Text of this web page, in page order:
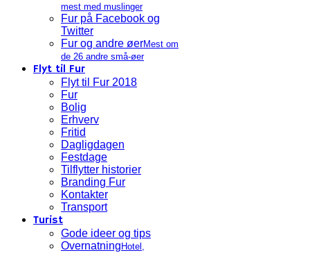
mest med muslinger
Fur på Facebook og
Twitter
Fur og andre øerMest om
de 26 andre små-øer
Flyt til Fur
Flyt til Fur 2018
Fur
Bolig
Erhverv
Fritid
Dagligdagen
Festdage
Tilflytter historier
Branding Fur
Kontakter
Transport
Turist
Gode ideer og tips
Overnatning Hotel,